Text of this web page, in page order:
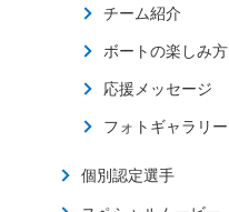
チーム紹介
ボートの楽しみ方
応援メッセージ
フォトギャラリー
個別認定選手